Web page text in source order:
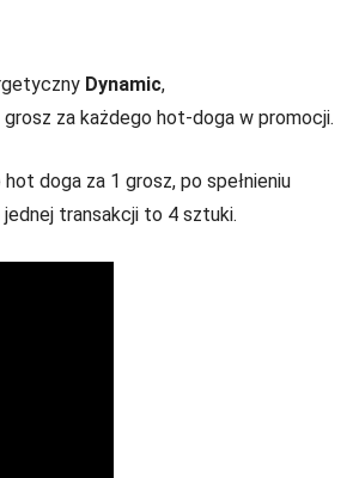
Dynamic,
za każdego hot-doga w promocji.
doga za 1 grosz, po spełnieniu
transakcji to 4 sztuki.